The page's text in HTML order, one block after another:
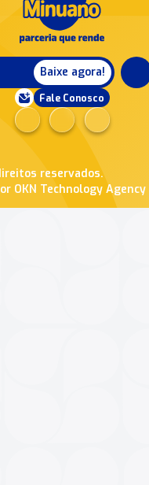
Baixe agora!
Fale Conosco
reservados.
OKN Technology Agency